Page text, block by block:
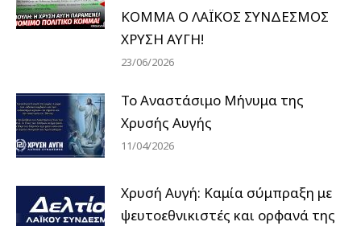
ΚΟΜΜΑ Ο ΛΑΪΚΟΣ ΣΥΝΔΕΣΜΟΣ
ΧΡΥΣΗ ΑΥΓΗ!
23/06/2026
Το Αναστάσιμο Μήνυμα της
Χρυσής Αυγής
11/04/2026
Χρυσή Αυγή: Καμία σύμπραξη με
ψευτοεθνικιστές και ορφανά της